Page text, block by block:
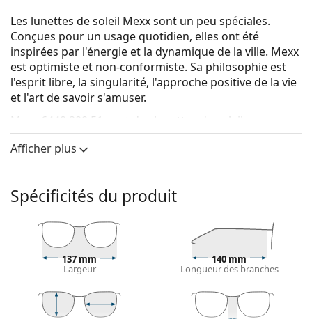
Les lunettes de soleil Mexx sont un peu spéciales.
Conçues pour un usage quotidien, elles ont été
inspirées par l'énergie et la dynamique de la ville. Mexx
est optimiste et non-conformiste. Sa philosophie est
l'esprit libre, la singularité, l'approche positive de la vie
et l'art de savoir s'amuser.
Mexx 6440 200 51
sont des lunettes de soleil pour
femmes.
Monture de lunettes de soleil
parfaitement avec tous les types de teint et des
Lunettes de soleil à montures rondessont un choix
idéal pour les personnes ayant une forme de visage
carrée ou ovale.
La monture des lunettes de soleil est faite d'une
combinaison de métal et de plastique. Elle offre une
grande durabilité, une stabilité et un style
Afficher plus
Spécificités du produit
137 mm
Largeur
140 mm
Longueur des branches